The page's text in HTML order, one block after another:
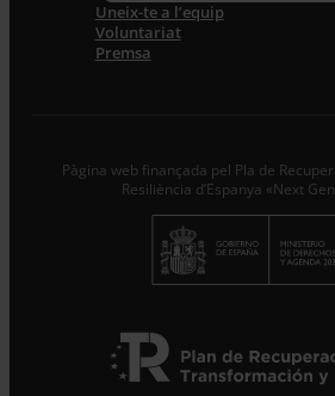
Uneix-te a l’equip
Voluntariat
Premsa
Pàgina web finançada pel Pla de
Resiliència d’Espanya «Next